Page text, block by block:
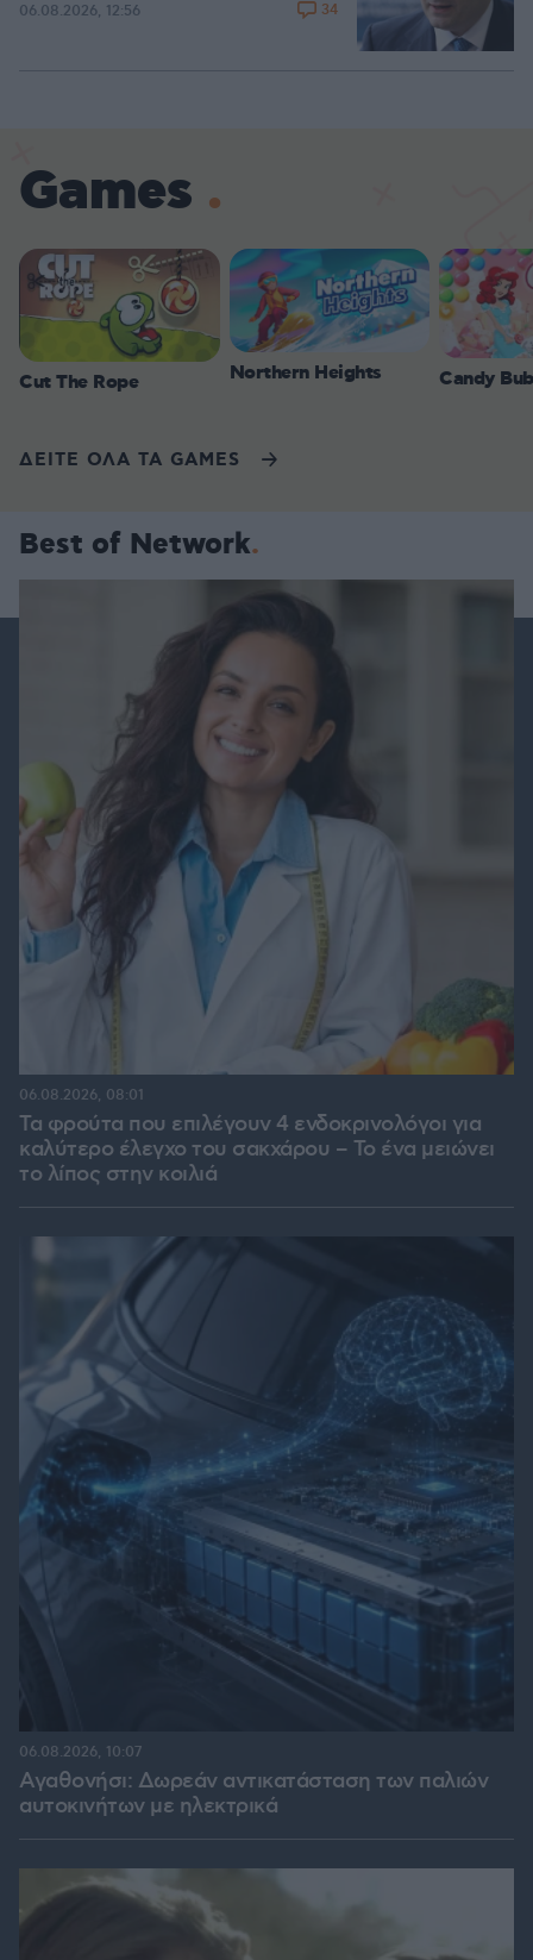
06.08.2026, 12:56 34
Games
Cut The Rope Northern Heights Candy
ΔΕΙΤΕ ΟΛΑ ΤΑ GAMES
Best of Network
Τα φρούτα που επιλέγουν 4 ενδοκρινολόγοι για
καλύτερο έλεγχο του σακχάρου – Το ένα μειώνει
το λίπος στην κοιλιά
06.08.2026, 08:01
Αγαθονήσι: Δωρεάν αντικατάσταση των παλιών
αυτοκινήτων με ηλεκτρικά
06.08.2026, 10:07